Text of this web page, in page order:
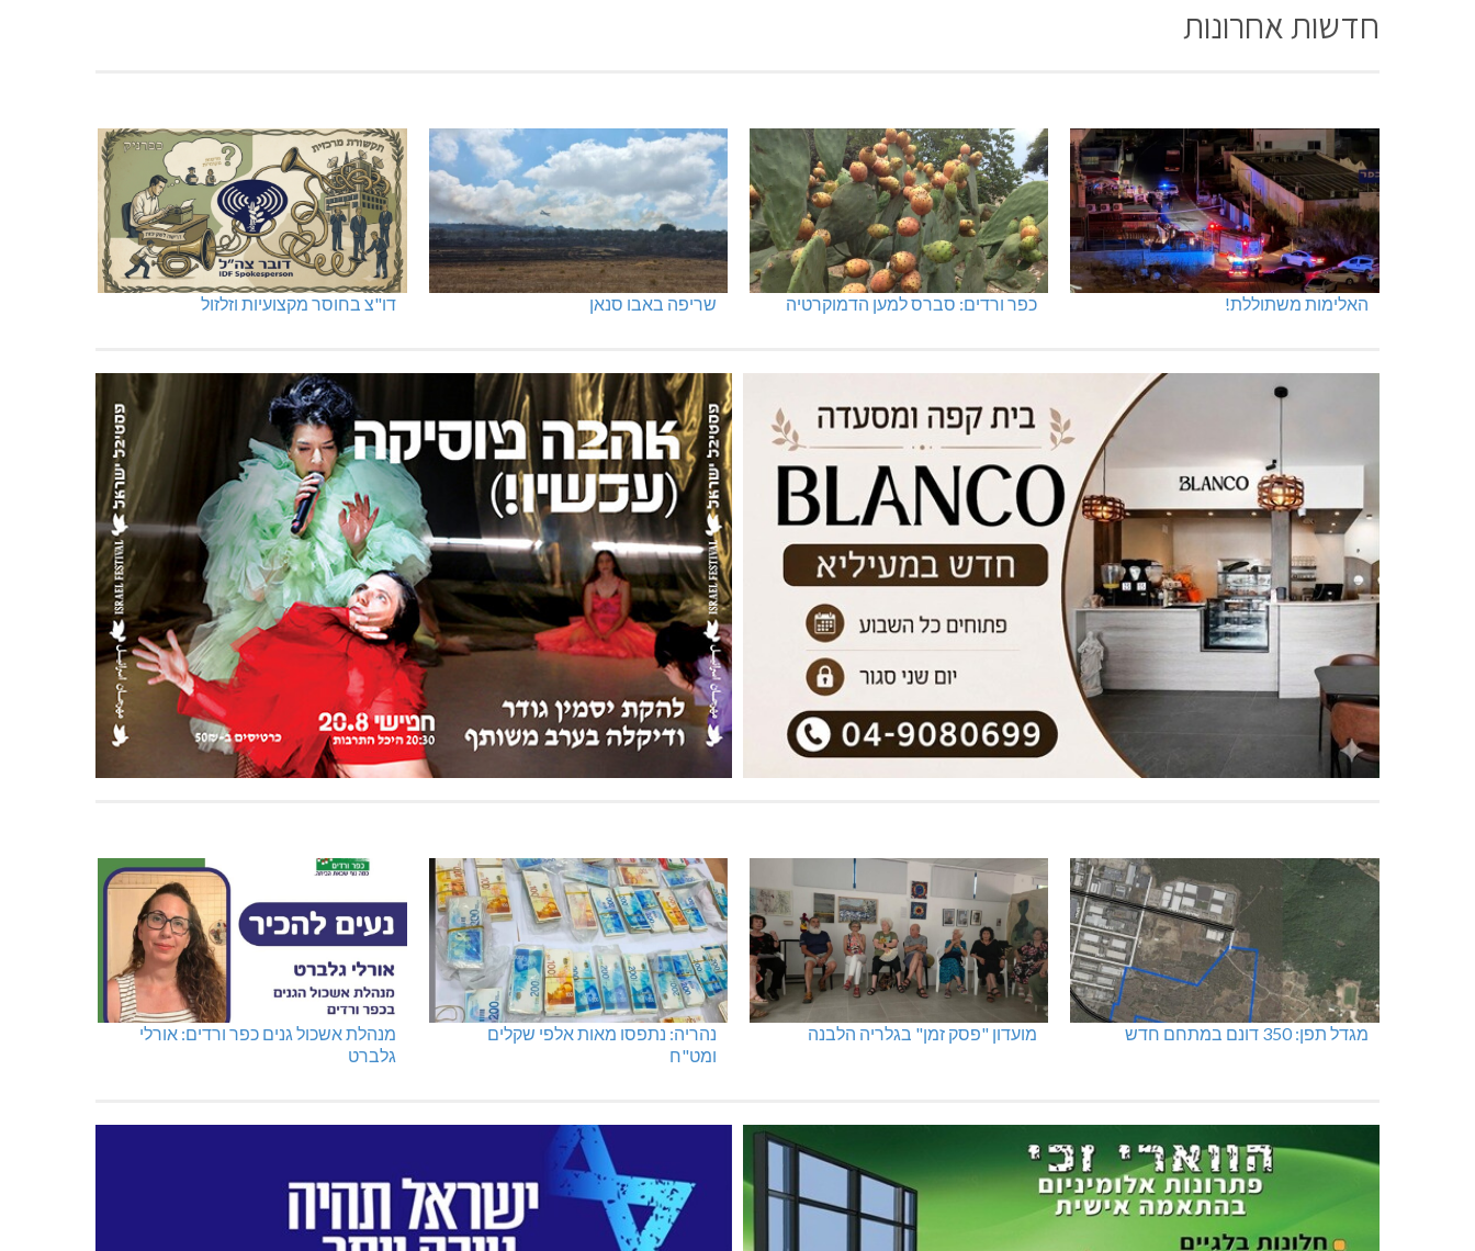
חדשות אחרונות
האלימות משתוללת! כפר ורדים: סברס למען הדמוקרטיה שריפה באבו סנאן דו"צ בחוסר מקצועיות וזלזול
מגדל תפן: 350 דונם במתחם חדש מועדון "פסק זמן" בגלריה הלבנה
נהריה: נתפסו מאות אלפי שקלים
ומט"ח
מנהלת אשכול גנים כפר ורדים: אורלי
גלברט